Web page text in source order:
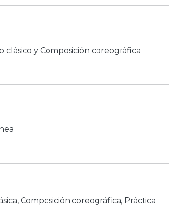
clásico y Composición coreográfica
Composición coreográfica, Práctica